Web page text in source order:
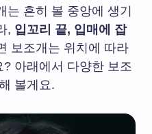
는 흔히 볼 중앙에 생기
, 입꼬리 끝, 입매에 잡
보조개는 위치에 따라
아래에서 다양한 보조
볼게요.